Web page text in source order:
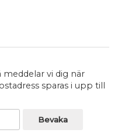
meddelar vi dig när
sparas i upp till
Bevaka